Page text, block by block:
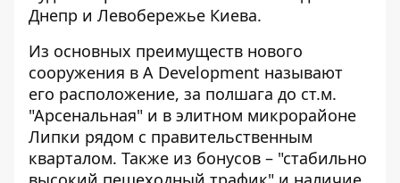
Днепр и Левобережье Киева.
Из основных преимуществ нового
сооружения в А Development называют
его расположение, за полшага до ст.м.
"Арсенальная" и в элитном микрорайоне
Липки рядом с правительственным
кварталом. Также из бонусов – "стабильно